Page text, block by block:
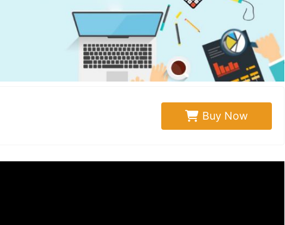
Buy Now